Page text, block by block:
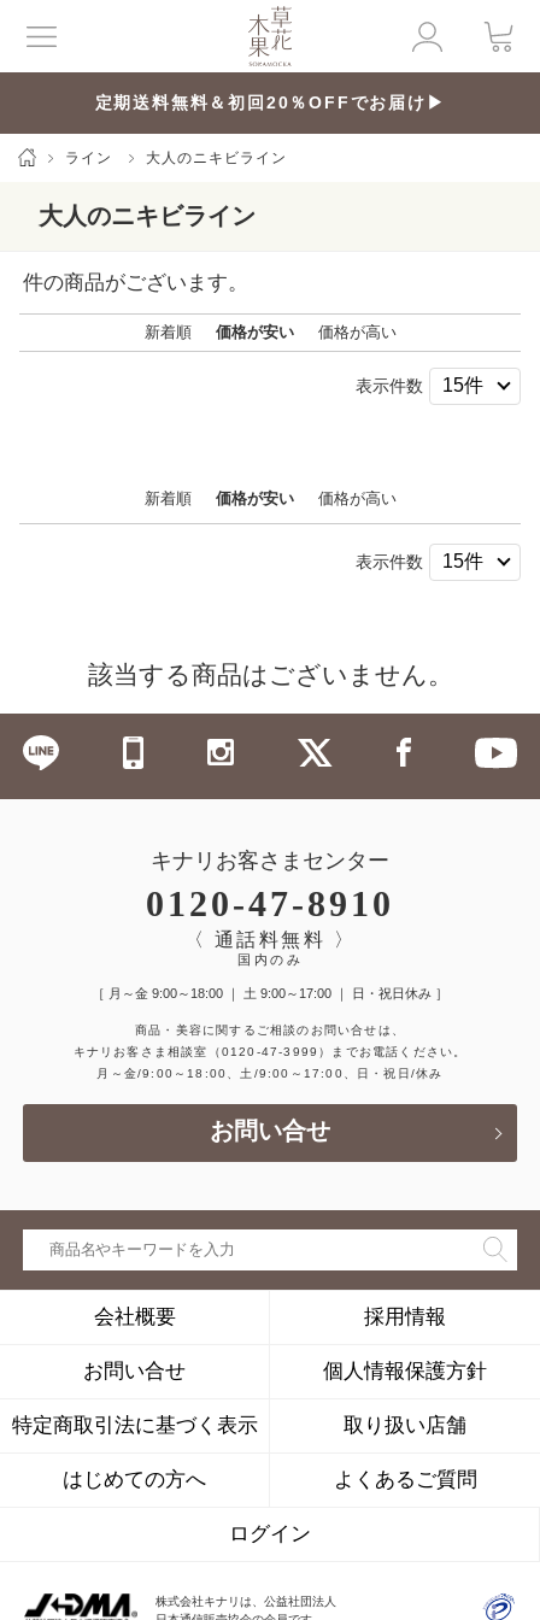
定期送料無料＆初回20％OFFでお届け▶
ライン 大人のニキビライン
大人のニキビライン
件の商品がございます。
新着順 価格が安い 価格が高い
表示件数
新着順 価格が安い 価格が高い
表示件数
該当する商品はございません。
キナリお客さまセンター
0120-47-8910
〈 通話料無料 〉
国内のみ
［ 月～金 9:00～18:00 ｜ 土 9:00～17:00 ｜ 日・祝日休み ］
商品・美容に関するご相談のお問い合せは、
キナリお客さま相談室
（0120-47-3999）
までお電話ください。
月～金/9:00～18:00、土/9:00～17:00、日・祝日/休み
お問い合せ
会社概要 採用情報
お問い合せ 個人情報保護方針
特定商取引法に基づく表示 取り扱い店舗
はじめての方へ よくあるご質問
ログイン
株式会社キナリは、公益社団法人